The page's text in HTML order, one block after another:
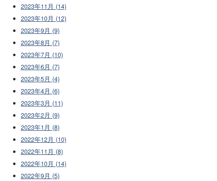
2023年11月 (14)
2023年10月 (12)
2023年9月 (9)
2023年8月 (7)
2023年7月 (10)
2023年6月 (7)
2023年5月 (4)
2023年4月 (6)
2023年3月 (11)
2023年2月 (9)
2023年1月 (8)
2022年12月 (10)
2022年11月 (8)
2022年10月 (14)
2022年9月 (5)